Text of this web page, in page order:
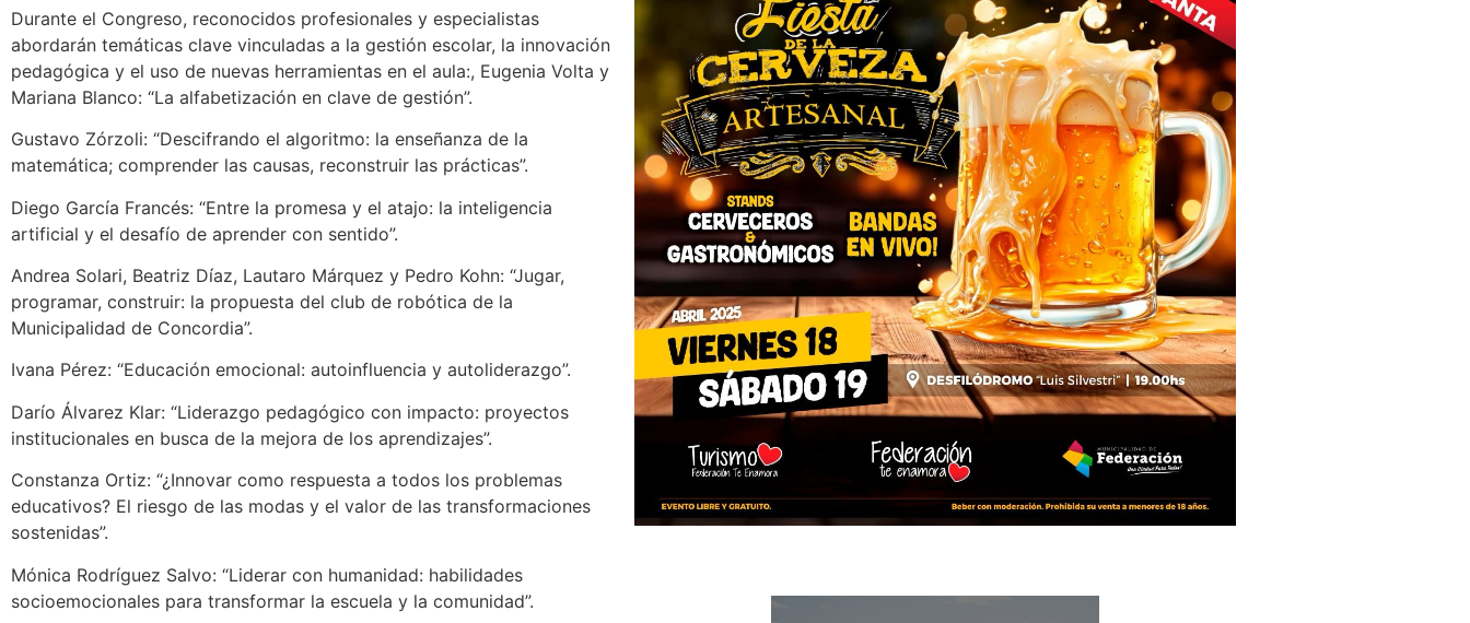
Durante el Congreso, reconocidos profesionales y especialistas
abordarán temáticas clave vinculadas a la gestión escolar, la innovación
pedagógica y el uso de nuevas herramientas en el aula:, Eugenia Volta y
Mariana Blanco: “La alfabetización en clave de gestión”.
Gustavo Zórzoli: “Descifrando el algoritmo: la enseñanza de la
matemática; comprender las causas, reconstruir las prácticas”.
Diego García Francés: “Entre la promesa y el atajo: la inteligencia
artificial y el desafío de aprender con sentido”.
Andrea Solari, Beatriz Díaz, Lautaro Márquez y Pedro Kohn: “Jugar,
programar, construir: la propuesta del club de robótica de la
Municipalidad de Concordia”.
Ivana Pérez: “Educación emocional: autoinfluencia y autoliderazgo”.
Darío Álvarez Klar: “Liderazgo pedagógico con impacto: proyectos
institucionales en busca de la mejora de los aprendizajes”.
Constanza Ortiz: “¿Innovar como respuesta a todos los problemas
educativos? El riesgo de las modas y el valor de las transformaciones
sostenidas”.
Mónica Rodríguez Salvo: “Liderar con humanidad: habilidades
socioemocionales para transformar la escuela y la comunidad”.